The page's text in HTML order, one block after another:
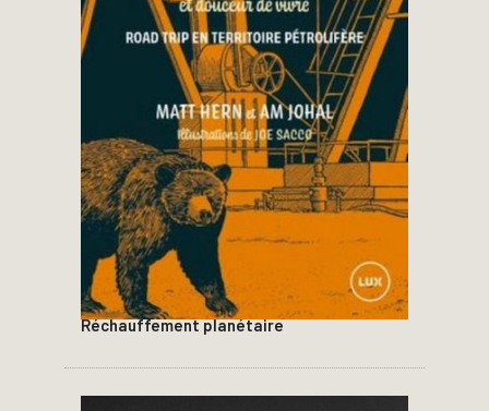
Réchauffement planétaire